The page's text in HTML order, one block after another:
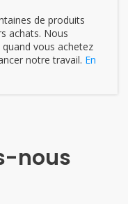
de produits
achats. Nous
vous achetez
notre travail. En
nous